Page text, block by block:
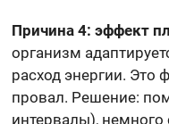
Причина 4: эффект
организм
расход энергии. Это
провал. Решение:
интервалы), немного